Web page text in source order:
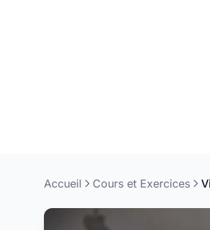
Accueil Cours et Exercices